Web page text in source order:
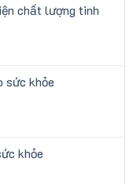
chất lượng tinh
sức khỏe
khỏe